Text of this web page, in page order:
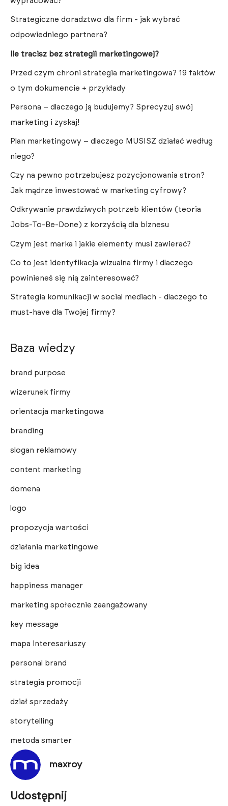
Strategiczne doradztwo dla firm - jak wybrać
odpowiedniego partnera?
Ile tracisz bez strategii marketingowej?
Przed czym chroni strategia marketingowa? 19 faktów
o tym dokumencie + przykłady
Persona – dlaczego ją budujemy? Sprecyzuj swój
marketing i zyskaj!
Plan marketingowy – dlaczego MUSISZ działać według
niego?
Czy na pewno potrzebujesz pozycjonowania stron?
Jak mądrze inwestować w marketing cyfrowy?
Odkrywanie prawdziwych potrzeb klientów (teoria
Jobs-To-Be-Done) z korzyścią dla biznesu
Czym jest marka i jakie elementy musi zawierać?
Co to jest identyfikacja wizualna firmy i dlaczego
powinieneś się nią zainteresować?
Strategia komunikacji w social mediach - dlaczego to
must-have dla Twojej firmy?
Baza wiedzy
brand purpose
wizerunek firmy
orientacja marketingowa
branding
slogan reklamowy
content marketing
domena
logo
propozycja wartości
działania marketingowe
big idea
happiness manager
marketing społecznie zaangażowany
key message
mapa interesariuszy
personal brand
strategia promocji
dział sprzedaży
storytelling
metoda smarter
maxroy
Udostępnij